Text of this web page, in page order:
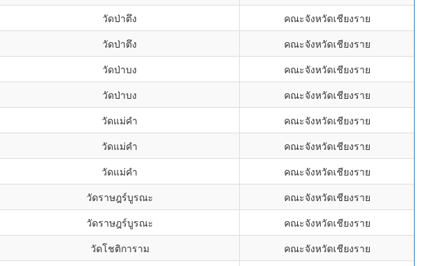
วัดป่าตึง
คณะจังหวัดเชียงราย
วัดป่าตึง
คณะจังหวัดเชียงราย
วัดป่าบง
คณะจังหวัดเชียงราย
วัดป่าบง
คณะจังหวัดเชียงราย
วัดแม่คำ
คณะจังหวัดเชียงราย
วัดแม่คำ
คณะจังหวัดเชียงราย
วัดแม่คำ
คณะจังหวัดเชียงราย
วัดราษฎร์บูรณะ
คณะจังหวัดเชียงราย
วัดราษฎร์บูรณะ
คณะจังหวัดเชียงราย
วัดโชติการาม
คณะจังหวัดเชียงราย